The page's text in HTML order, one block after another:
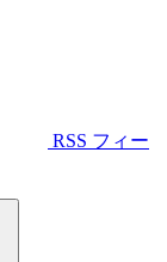
RSS フィー